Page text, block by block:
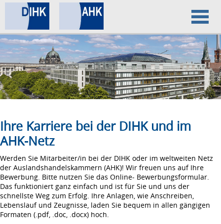
Home
Datenschutz
Impressum
Ihre Karriere bei der DIHK und im
AHK-Netz
Werden Sie Mitarbeiter/in bei der DIHK oder im weltweiten Netz
der Auslandshandelskammern (AHK)! Wir freuen uns auf Ihre
Bewerbung. Bitte nutzen Sie das Online- Bewerbungsformular.
Das funktioniert ganz einfach und ist für Sie und uns der
schnellste Weg zum Erfolg. Ihre Anlagen, wie Anschreiben,
Lebenslauf und Zeugnisse, laden Sie bequem in allen gängigen
Formaten (.pdf, .doc, .docx) hoch.